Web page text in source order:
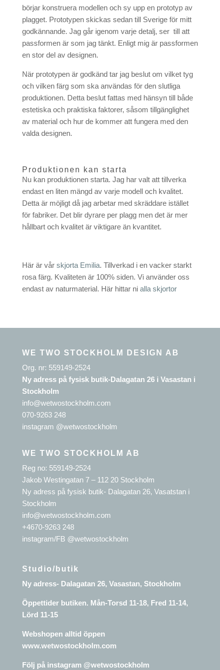
börjar konstruera modellen och sy upp en prototyp av
plagget. Prototypen skickas sedan till Sverige för mitt
godkännande. Jag går igenom varje detalj, ser till att
passformen är som jag tänkt. Enligt mig är passformen
en stor del av designen.
När prototypen är godkänd tar jag beslut om vilket tyg
och vilken färg som ska användas för den slutliga
produktionen. Detta beslut fattas med hänsyn till både
estetiska och praktiska faktorer, såsom tillgänglighet
av material och hur de kommer att fungera med den
valda designen.
Produktionen kan starta
Nu kan produktionen starta. Jag har valt att tillverka
endast en liten mängd av varje modell och kvalitet.
Detta är möjligt då jag arbetar med skräddare istället
för fabriker. Det blir dyrare per plagg men det är mer
hållbart och kvalitet är viktigare än kvantitet.
Här är vår skjorta Emilia. Tillverkad i en vacker starkt
rosa färg. Kvaliteten är 100% siden. Vi använder oss
endast av naturmaterial. Här hittar ni alla skjortor
WE TWO STOCKHOLM DESIGN AB
Org. nr: 559149-2524
Ny adress på fysisk butik-Dalagatan 26 i Vasastan i
Stockholm
info@wetwostockholm.com
070-9263 248
instagram @wetwostockholm
WE TWO STOCKHOLM AB
Reg no: 559149-2524
Jakob Westingatan 7 – 112 20 Stockholm
Ny adress på fysisk butik- Dalagatan 26, Vasatstan i
Stockholm
info@wetwostockholm.com
+4670-9263 248
instagram/FB @wetwostockholm
Studio/butik
Ny adress- Dalagatan 26, Vasastan, Stockholm
Öppettider butiken. Mån-Torsd 11-18, Fred 11-14,
Lörd 11-15
Webshopen alltid öppen
www.wetwostockholm.com
Följ på instagram @wetwostockholm